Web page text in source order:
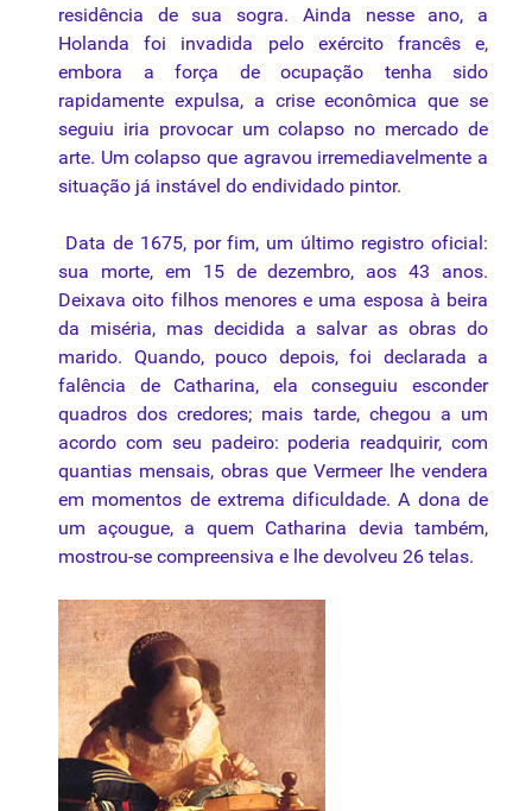
residência de sua sogra. Ainda nesse ano, a
Holanda foi invadida pelo exército francês e,
embora a força de ocupação tenha sido
rapidamente expulsa, a crise econômica que se
seguiu iria provocar um colapso no mercado de
arte. Um colapso que agravou irremediavelmente a
situação já instável do endividado pintor.
Data de 1675, por fim, um último registro oficial:
sua morte, em 15 de dezembro, aos 43 anos.
Deixava oito filhos menores e uma esposa à beira
da miséria, mas decidida a salvar as obras do
marido. Quando, pouco depois, foi declarada a
falência de Catharina, ela conseguiu esconder
quadros dos credores; mais tarde, chegou a um
acordo com seu padeiro: poderia readquirir, com
quantias mensais, obras que Vermeer lhe vendera
em momentos de extrema dificuldade. A dona de
um açougue, a quem Catharina devia também,
mostrou-se compreensiva e lhe devolveu 26 telas.